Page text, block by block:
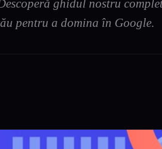
ghidul nostru
pentru a domina în Google.